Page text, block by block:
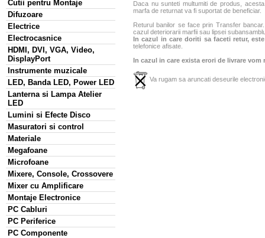
Cutii pentru Montaje
Difuzoare
Electrice
Electrocasnice
HDMI, DVI, VGA, Video,
DisplayPort
Instrumente muzicale
LED, Banda LED, Power LED
Lanterna si Lampa Atelier
LED
Lumini si Efecte Disco
Masuratori si control
Materiale
Megafoane
Microfoane
Mixere, Console, Crossovere
Mixer cu Amplificare
Montaje Electronice
PC Cabluri
PC Periferice
PC Componente
Daca nu sunteti multumiti de produs,
marfa de returnat va fi suportat de beneficiar.
Returul banilor se face prin Transfer
cazul deteriorarii marfii sau lipsei
In cazul in care doriti sa faceti retur,
telefonice afisate.
In cazul in care exista erori de livrare
Va rugam sa aruncati deseurile